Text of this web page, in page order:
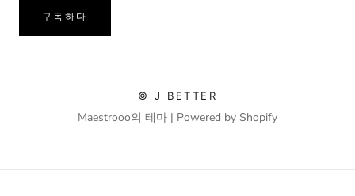
구독하다
© J BETTER
Maestrooo의 테마 | Powered by Shopify